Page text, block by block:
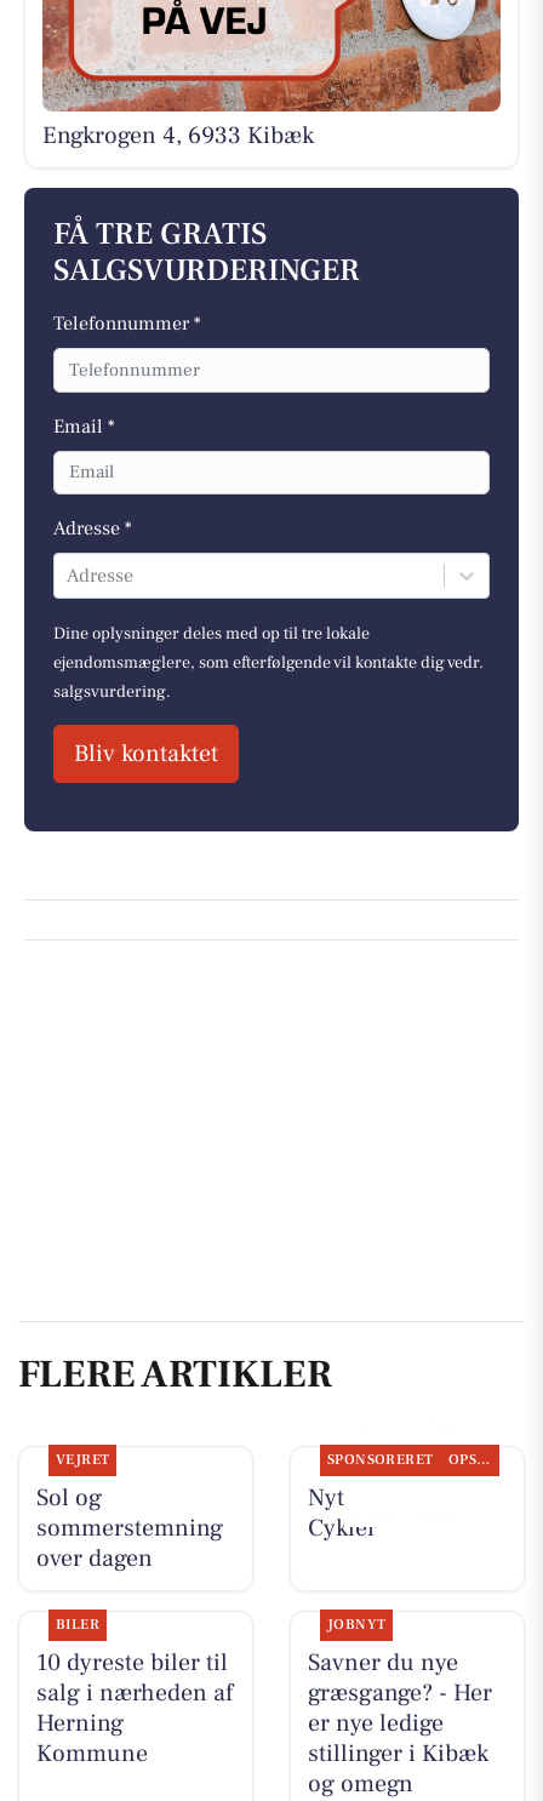
Engkrogen 4, 6933 Kibæk
FÅ TRE GRATIS
SALGSVURDERINGER
Telefonnummer *
Email *
Adresse *
Adresse
Dine oplysninger deles med op til tre lokale
ejendomsmæglere, som efterfølgende vil kontakte dig vedr.
salgsvurdering.
Bliv kontaktet
FLERE ARTIKLER
VEJRET
Sol og
sommerstemning
over dagen
SPONSORERET OPSLAGSTAVLEN
Nyt fra Per P.
Cykler
BILER
10 dyreste biler til
salg i nærheden af
Herning
Kommune
JOBNYT
Savner du nye
græsgange? - Her
er nye ledige
stillinger i Kibæk
og omegn